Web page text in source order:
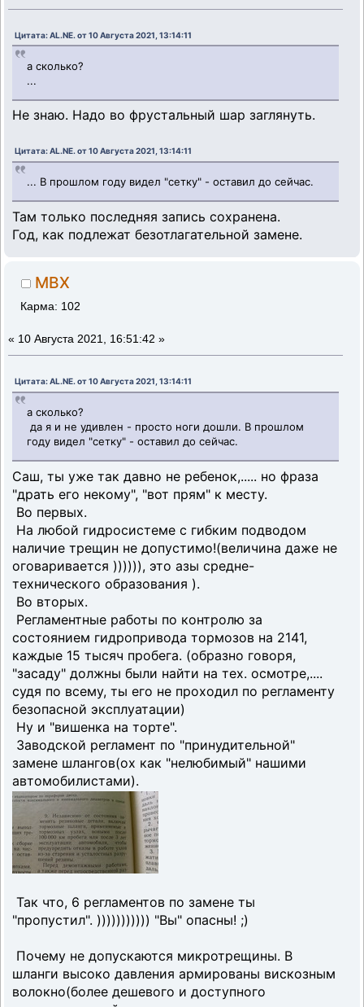
Цитата: AL.NE. от 10 Августа 2021, 13:14:11
а сколько?
...
Не знаю. Надо во фрустальный шар заглянуть.
Цитата: AL.NE. от 10 Августа 2021, 13:14:11
... В прошлом году видел "сетку" - оставил до сейчас.
Там только последняя запись сохранена.
Год, как подлежат безотлагательной замене.
MBX
Карма: 102
« 10 Августа 2021, 16:51:42 »
Цитата: AL.NE. от 10 Августа 2021, 13:14:11
а сколько?
да я и не удивлен - просто ноги дошли. В прошлом
году видел "сетку" - оставил до сейчас.
Саш, ты уже так давно не ребенок,..... но фраза
"драть его некому", "вот прям" к месту.
Во первых.
На любой гидросистеме с гибким подводом
наличие трещин не допустимо!(величина даже не
оговаривается )))))), это азы средне-
технического образования ).
Во вторых.
Регламентные работы по контролю за
состоянием гидропривода тормозов на 2141,
каждые 15 тысяч пробега. (образно говоря,
"засаду" должны были найти на тех. осмотре,....
судя по всему, ты его не проходил по регламенту
безопасной эксплуатации)
Ну и "вишенка на торте".
Заводской регламент по "принудительной"
замене шлангов(ох как "нелюбимый" нашими
автомобилистами).
Так что, 6 регламентов по замене ты
"пропустил". ))))))))))) "Вы" опасны! ;)
Почему не допускаются микротрещины. В
шланги высоко давления армированы вискозным
волокно(более дешевого и доступного